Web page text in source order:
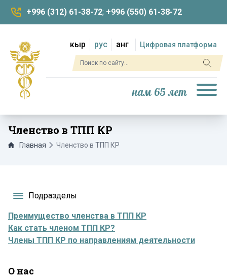
+996 (312) 61-38-72; +996 (550) 61-38-72
кыр рус анг Цифровая платформа
нам 65 лет
Членство в ТПП КР
Главная Членство в ТПП КР
Подразделы
Преимущество членства в ТПП КР
Как стать членом ТПП КР?
Члены ТПП КР по направлениям деятельности
О нас